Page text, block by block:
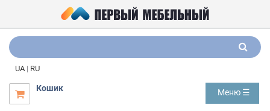
UA | RU

Кошик Меню ☰